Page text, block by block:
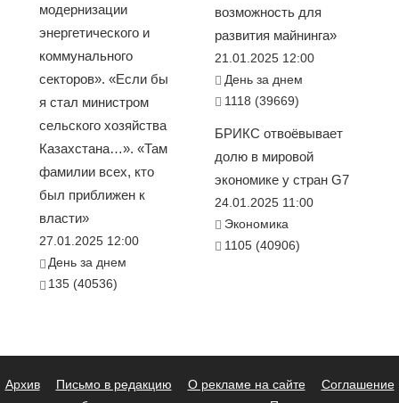
модернизации
энергетического и
коммунального
секторов». «Если бы
я стал министром
сельского хозяйства
Казахстана…». «Там
фамилии всех, кто
был приближен к
власти»
27.01.2025 12:00
День за днем
135 (40536)
возможность для
развития майнинга»
21.01.2025 12:00
День за днем
1118 (39669)
БРИКС отвоёвывает
долю в мировой
экономике у стран G7
24.01.2025 11:00
Экономика
1105 (40906)
Архив Письмо в редакцию О рекламе на сайте
Соглашение